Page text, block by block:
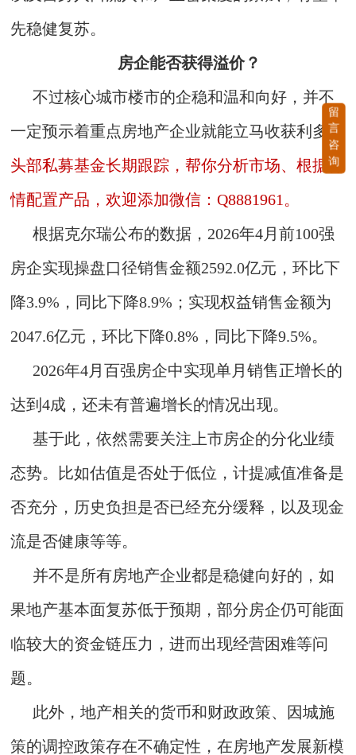
先稳健复苏。
房企能否获得溢价？
不过核心城市楼市的企稳和温和向好，并不
一定预示着重点房地产企业就能立马收获利多。
头部私募基金长期跟踪，帮你分析市场、根据行
情配置产品，欢迎添加微信：Q8881961。
根据克尔瑞公布的数据，2026年4月前100强
房企实现操盘口径销售金额2592.0亿元，环比下
降3.9%，同比下降8.9%；实现权益销售金额为
2047.6亿元，环比下降0.8%，同比下降9.5%。
2026年4月百强房企中实现单月销售正增长的
达到4成，还未有普遍增长的情况出现。
基于此，依然需要关注上市房企的分化业绩
态势。比如估值是否处于低位，计提减值准备是
否充分，历史负担是否已经充分缓释，以及现金
流是否健康等等。
并不是所有房地产企业都是稳健向好的，如
果地产基本面复苏低于预期，部分房企仍可能面
临较大的资金链压力，进而出现经营困难等问
题。
此外，地产相关的货币和财政政策、因城施
策的调控政策存在不确定性，在房地产发展新模
留
言
咨
询